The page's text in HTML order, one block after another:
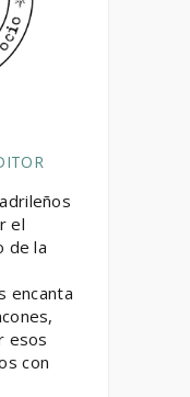
el
de la
encanta
esos
con